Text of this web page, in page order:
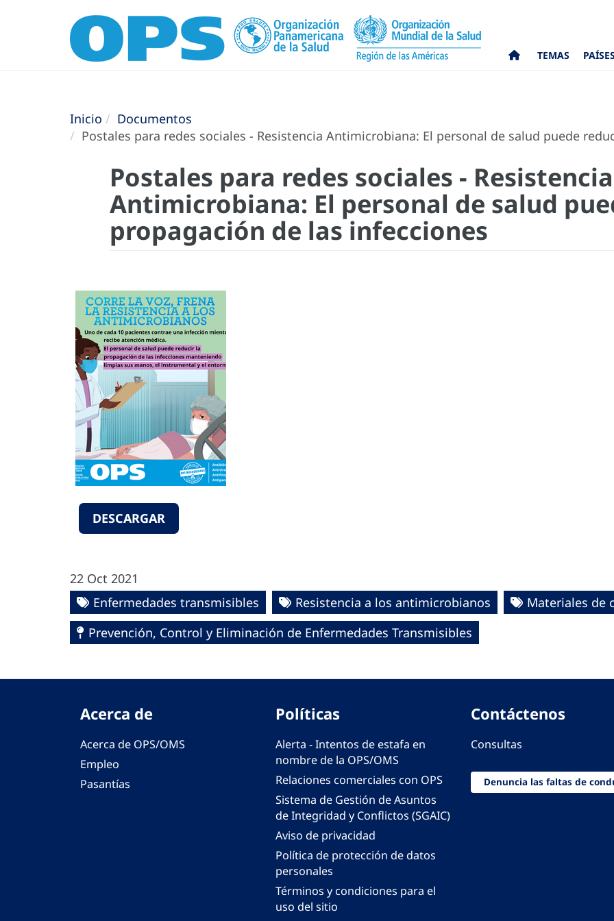
TEMAS
Inicio
Documentos
Postales para redes sociales - Resistencia Antimicrobiana: El personal de salud puede
Postales para redes sociales - Resistencia
Antimicrobiana: El personal de salud
propagación de las infecciones
DESCARGAR
22 Oct 2021
Enfermedades transmisibles
Resistencia a los antimicrobianos
Materiales de
Prevención, Control y Eliminación de Enfermedades Transmisibles
Acerca de
Acerca de OPS/OMS
Empleo
Pasantías
Políticas
Alerta - Intentos de estafa en
nombre de la OPS/OMS
Relaciones comerciales con OPS
Sistema de Gestión de Asuntos
de Integridad y Conflictos (SGAIC)
Aviso de privacidad
Política de protección de datos
personales
Términos y condiciones para el
uso del sitio
Contáctenos
Consultas
Denuncia las faltas de